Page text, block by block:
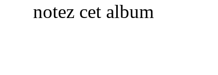
notez cet album